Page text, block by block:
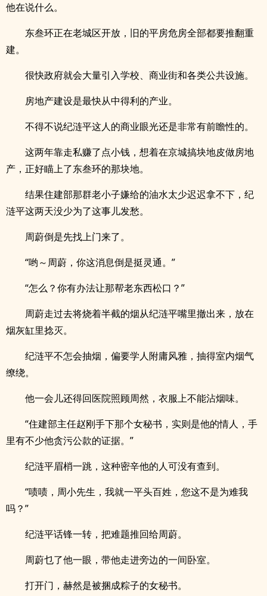
他在说什么。
东叁环正在老城区开放，旧的平房危房全部都要推翻重
建。
很快政府就会大量引入学校、商业街和各类公共设施。
房地产建设是最快从中得利的产业。
不得不说纪涟平这人的商业眼光还是非常有前瞻性的。
这两年靠走私赚了点小钱，想着在京城搞块地皮做房地
产，正好瞄上了东叁环的那块地。
结果住建部那群老小子嫌给的油水太少迟迟拿不下，纪
涟平这两天没少为了这事儿发愁。
周蔚倒是先找上门来了。
“哟～周蔚，你这消息倒是挺灵通。”
“怎么？你有办法让那帮老东西松口？”
周蔚走过去将烧着半截的烟从纪涟平嘴里撤出来，放在
烟灰缸里捻灭。
纪涟平不怎会抽烟，偏要学人附庸风雅，抽得室内烟气
缭绕。
他一会儿还得回医院照顾周然，衣服上不能沾烟味。
“住建部主任赵刚手下那个女秘书，实则是他的情人，手
里有不少他贪污公款的证据。”
纪涟平眉梢一跳，这种密辛他的人可没有查到。
“啧啧，周小先生，我就一平头百姓，您这不是为难我
吗？”
纪涟平话锋一转，把难题推回给周蔚。
周蔚乜了他一眼，带他走进旁边的一间卧室。
打开门，赫然是被捆成粽子的女秘书。